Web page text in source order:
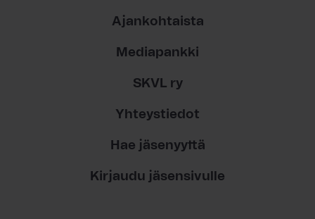
Ajankohtaista
Mediapankki
SKVL ry
Yhteystiedot
Hae jäsenyyttä
Kirjaudu jäsensivulle